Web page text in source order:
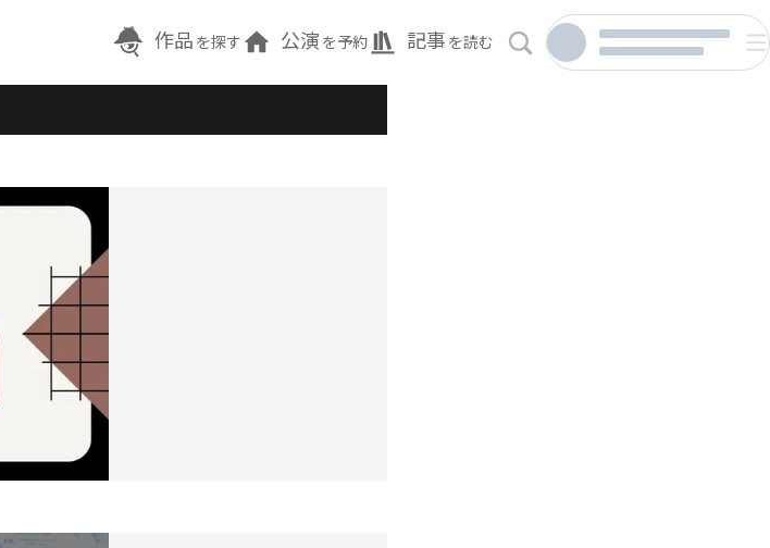
作品 を探す 公演 を予約 記事 を読む